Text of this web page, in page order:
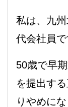
私は、九
代会社員で
50歳で早
を提出す
りやめに